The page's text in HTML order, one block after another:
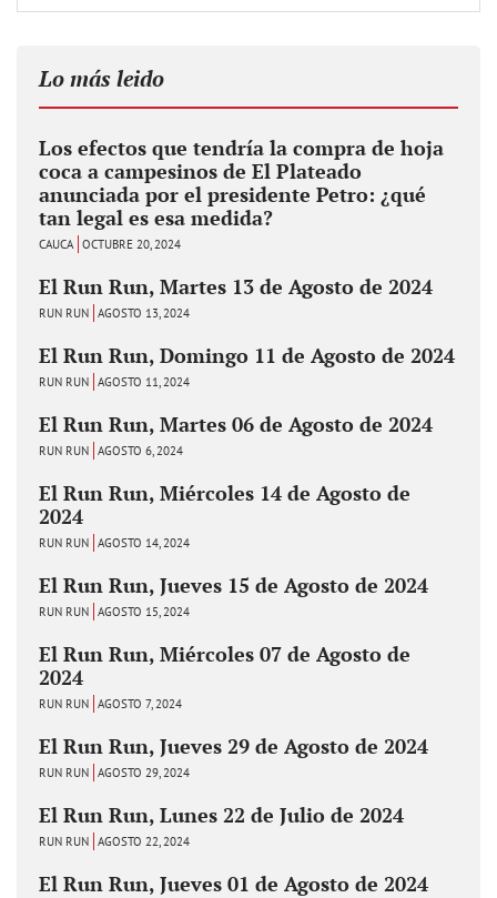
Lo más leido
Los efectos que tendría la compra de hoja
coca a campesinos de El Plateado
anunciada por el presidente Petro: ¿qué
tan legal es esa medida?
CAUCA OCTUBRE 20, 2024
El Run Run, Martes 13 de Agosto de 2024
RUN RUN AGOSTO 13, 2024
El Run Run, Domingo 11 de Agosto de 2024
RUN RUN AGOSTO 11, 2024
El Run Run, Martes 06 de Agosto de 2024
RUN RUN AGOSTO 6, 2024
El Run Run, Miércoles 14 de Agosto de
2024
RUN RUN AGOSTO 14, 2024
El Run Run, Jueves 15 de Agosto de 2024
RUN RUN AGOSTO 15, 2024
El Run Run, Miércoles 07 de Agosto de
2024
RUN RUN AGOSTO 7, 2024
El Run Run, Jueves 29 de Agosto de 2024
RUN RUN AGOSTO 29, 2024
El Run Run, Lunes 22 de Julio de 2024
RUN RUN AGOSTO 22, 2024
El Run Run, Jueves 01 de Agosto de 2024